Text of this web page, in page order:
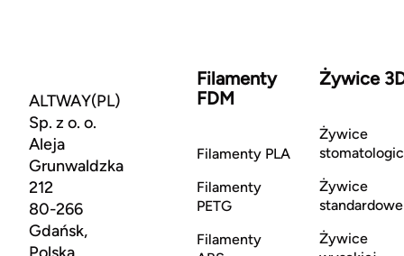
ALTWAY(PL)
Sp. z o. o.
Aleja
Grunwaldzka
212
80-266
Gdańsk,
Filamenty
FDM
Filamenty PLA
Filamenty
PETG
Filamenty
Żywice
Żywice
Żywice
standardowe
Żywice